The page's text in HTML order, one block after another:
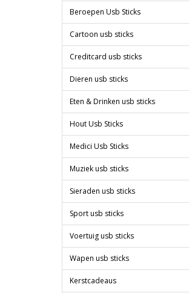
Beroepen Usb Sticks
Cartoon usb sticks
Creditcard usb sticks
Dieren usb sticks
Eten & Drinken usb sticks
Hout Usb Sticks
Medici Usb Sticks
Muziek usb sticks
Sieraden usb sticks
Sport usb sticks
Voertuig usb sticks
Wapen usb sticks
Kerstcadeaus